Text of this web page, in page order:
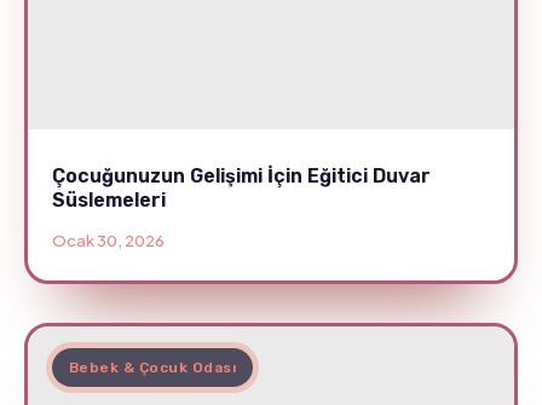
Çocuğunuzun Gelişimi İçin Eğitici Duvar
Süslemeleri
Ocak 30, 2026
Bebek & Çocuk Odası